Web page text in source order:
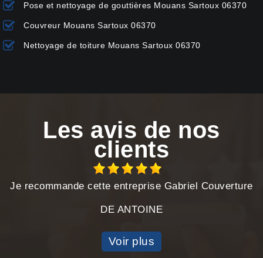
Pose et nettoyage de gouttières Mouans Sartoux 06370
Couvreur Mouans Sartoux 06370
Nettoyage de toiture Mouans Sartoux 06370
Les avis de nos
clients
Je recommande cette entreprise Gabriel Couverture
DE ANTOINE
Voir plus